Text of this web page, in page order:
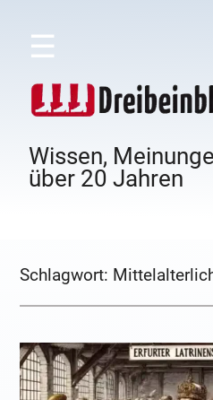
☰
Wissen,
über 20 Jahren
Schlagwort: